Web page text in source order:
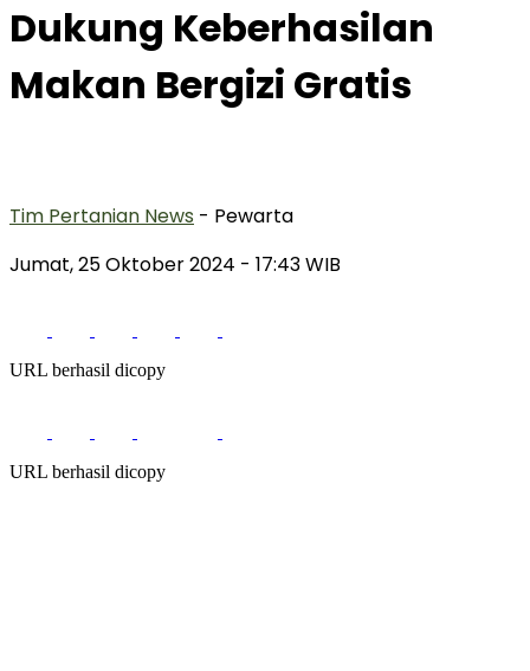
Dukung Keberhasilan
Makan Bergizi Gratis
Tim Pertanian News - Pewarta
Jumat, 25 Oktober 2024 - 17:43 WIB
URL berhasil dicopy
URL berhasil dicopy